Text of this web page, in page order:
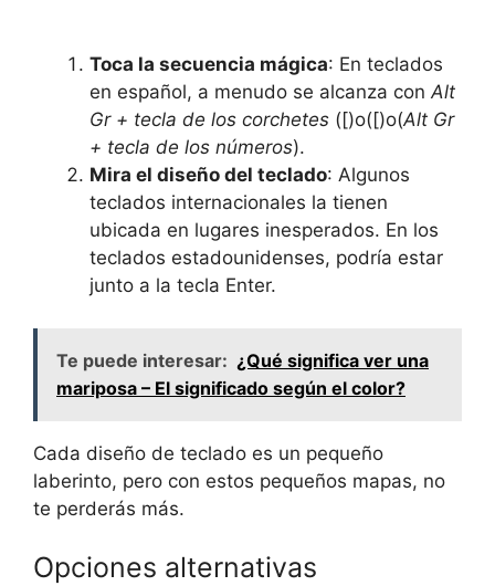
Toca la secuencia mágica: En teclados
en español, a menudo se alcanza conAlt
Gr + tecla de ‍los corchetes ([)o([)o(Alt Gr
+ tecla de los números).
Mira el diseño del teclado: Algunos​
teclados⁣ internacionales la tienen ​
ubicada en lugares inesperados. En los
teclados estadounidenses, podría estar
junto a la tecla Enter.
Te puede interesar: ¿Qué significa ver una
mariposa – El significado según el color?
Cada diseño de teclado es un pequeño⁤
laberinto, ⁣pero con estos pequeños mapas, no
te perderás más.
Opciones alternativas